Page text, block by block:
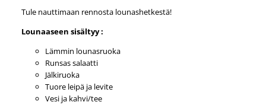
Tule nauttimaan rennosta lounashetkestä!
Lounaaseen sisältyy :
Lämmin lounasruoka
Runsas salaatti
Jälkiruoka
Tuore leipä ja levite
Vesi ja kahvi/tee